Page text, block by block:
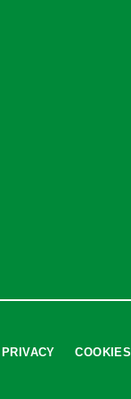
PRIVACY COOKIES